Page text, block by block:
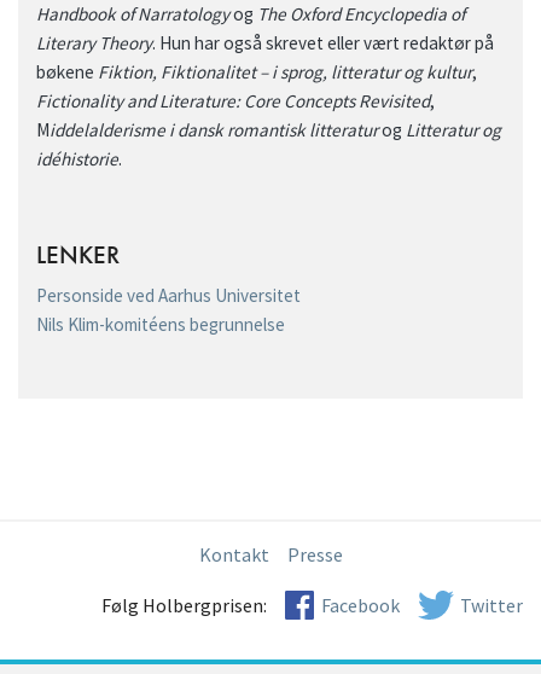
Handbook of Narratologyog The Oxford Encyclopedia of
Literary Theory. Hun har også skrevet eller vært redaktør på
bøkene Fiktion, Fiktionalitet – i sprog, litteratur og kultur,
Fictionality and Literature: Core Concepts Revisited,
Middelalderisme i dansk romantisk litteraturog Litteratur og
idéhistorie.
LENKER
Personside ved Aarhus Universitet
Nils Klim-komitéens begrunnelse
Kontakt Presse
Følg Holbergprisen: Facebook Twitter